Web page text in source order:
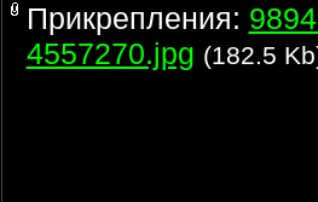
Прикрепления:
4557270.jpg (182.5